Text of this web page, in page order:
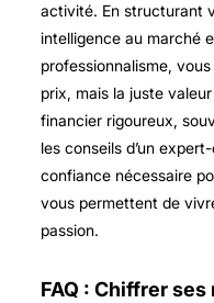
activité. En structurant
intelligence au marché
professionnalisme,
prix, mais la juste
financier rigoureux,
les conseils d’un
confiance nécessaire
vous permettent de
passion.
FAQ : Chiffrer